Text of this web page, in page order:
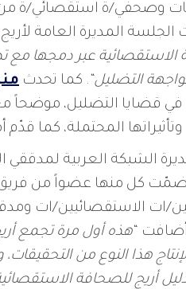
مدقق/ة معلومات وصحفي/ة
الاستقصائية عبر دمجها
التضليل“. كما تحدث
قضايا التضليل، موضحاً
المحتملة، كما
الشبكة العربية لمدققي
كل منها عضواً من فريق
ات الاستقصائيين/ات
“هذه أول مرة تجمع
هذا النوع من
دليل أريج للصحافة